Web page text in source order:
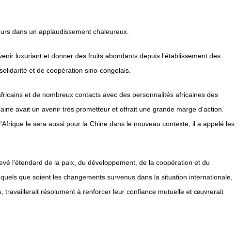
dans un applaudissement chaleureux.
luxuriant et donner des fruits abondants depuis l'établissement des
et de coopération sino-congolais.
et de nombreux contacts avec des personnalités africaines des
avait un avenir très prometteur et offrait une grande marge d'action.
le sera aussi pour la Chine dans le nouveau contexte, il a appelé les
l'étendard de la paix, du développement, de la coopération et du
que soient les changements survenus dans la situation internationale,
travaillerait résolument à renforcer leur confiance mutuelle et œuvrerait